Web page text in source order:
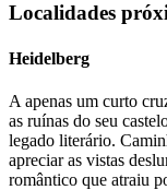
Localidades
Heidelberg
A apenas um curto
as ruínas do seu
legado literário.
apreciar as vistas
romântico que atraiu